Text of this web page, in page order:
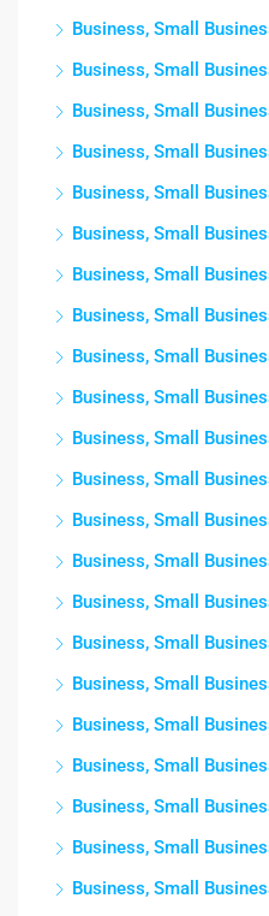
Business, Small
Business, Small
Business, Small
Business, Small
Business, Small
Business, Small
Business, Small
Business, Small
Business, Small
Business, Small
Business, Small
Business, Small
Business, Small
Business, Small
Business, Small
Business, Small
Business, Small
Business, Small
Business, Small
Business, Small
Business, Small
Business, Small